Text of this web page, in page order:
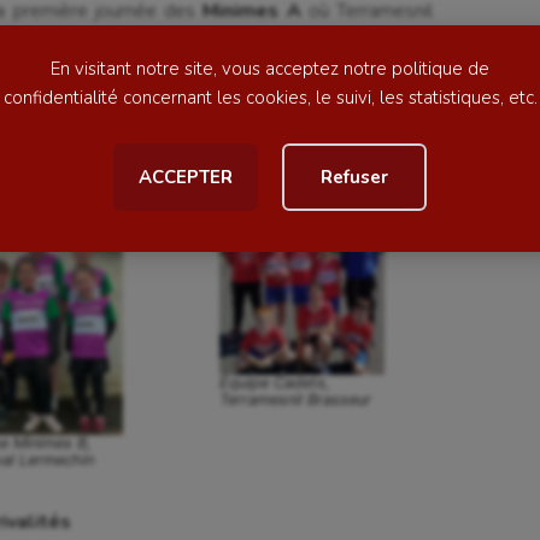
En visitant notre site, vous acceptez notre politique de
confidentialité concernant les cookies, le suivi, les statistiques, etc.
ACCEPTER Refuser
rythmique
et Paralympiques
Natation artistique
Outdoor
Parkour
Patinage artistique
Pétanque
première journée desMinimes Aoù Terramesnil
près par Terramesnil Lemaire (5 points) et
équipes de Terramesnil s’est confirmée dans ces
la direction de Léo Allaert, Beauval Lermechin
Le Gruiec (5 points) et Terramesnil Eloy (4
une belle combativité dans cette catégorie.
Minimes B,
Lermechin
Équipe Cadets,
Terramesnil Brasseur